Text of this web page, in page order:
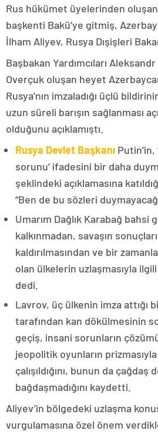
Rus hükümet üyelerinden oluşan
başkenti Bakü’ye gitmiş,
İlham Aliyev, Rusya Dışişleri
Başbakan Yardımcıları
Overçuk oluşan heyet
Rusya’nın imzaladığı üçlü
uzun süreli barışın sağlanması
olduğunu açıklamıştı.
Rusya Devlet Başkanı Putin’in,
sorunu’ ifadesini bir daha
şeklindeki açıklamasına
“Ben de bu sözleri
Umarım Dağlık Karabağ bahsi
kalkınmadan, savaşın
kaldırılmasından ve bir
olan ülkelerin uzlaşmasıyla
dedi.
Lavrov, üç ülkenin imza attığı
tarafından kan dökülmesinin
geçiş, insani sorunların
jeopolitik oyunların
çalışıldığını, bunun da çağdaş
bağdaşmadığını kaydetti.
Aliyev’in bölgedeki uzlaşma
vurgulamasına özel önem